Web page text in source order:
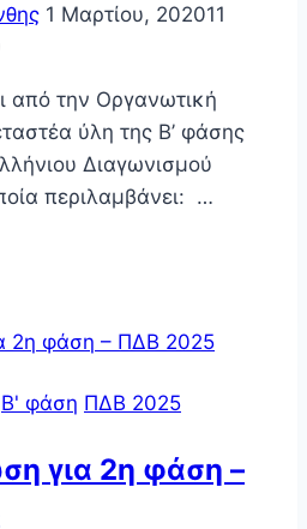
1 Μαρτίου, 202011
από την Οργανωτική
ύλη της Β’ φάσης
Διαγωνισμού
περιλαμβάνει: …
Β' φάση ΠΔΒ 2025
για 2η φάση –